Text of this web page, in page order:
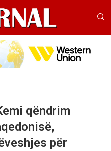
qëndrim
për